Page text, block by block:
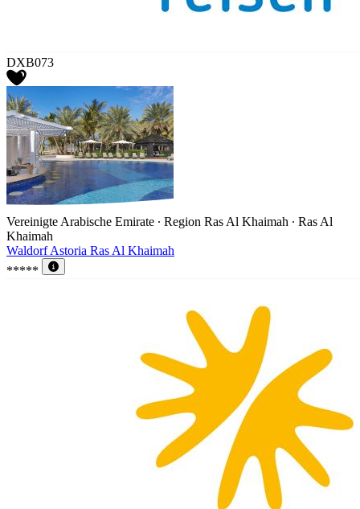
DXB073
Vereinigte Arabische Emirate ∙ Region Ras Al Khaimah ∙ Ras Al
Khaimah
Waldorf Astoria Ras Al Khaimah
*****